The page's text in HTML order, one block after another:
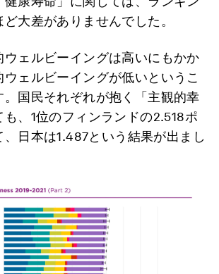
大差がありませんでした。
ウェルビーイングは高いにもかか
ェルビーイングが低いというこ
。国民それぞれが抱く「主観的幸
、1位のフィンランドの2.518ポ
、日本は1.487という結果が出まし